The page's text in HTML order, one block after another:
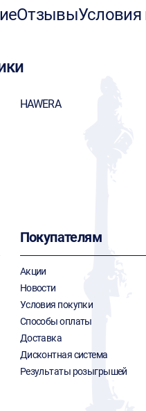
ОтзывыУсловия
HAWERA
Покупателям
Акции
Новости
Условия покупки
Способы оплаты
Доставка
Дисконтная система
Результаты розыгрышей